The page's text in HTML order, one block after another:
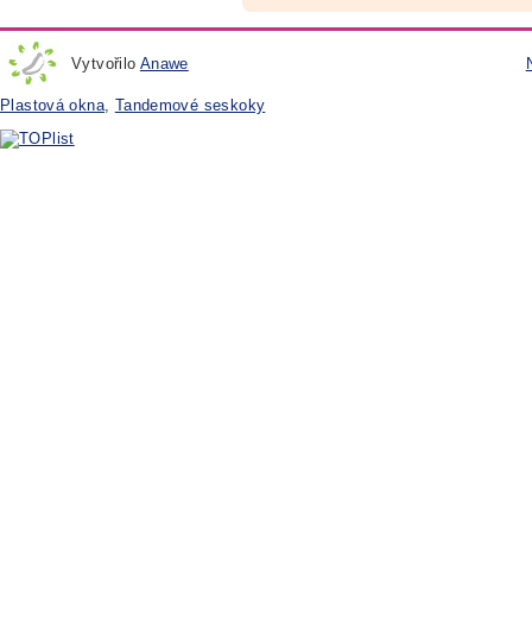
Vytvořilo Anawe
Plastová okna, Tandemové seskoky